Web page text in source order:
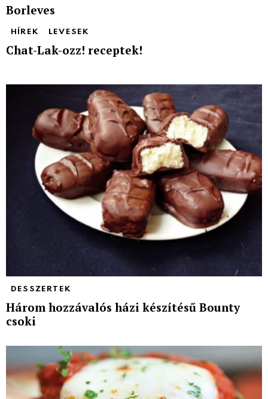
Borleves
HÍREK LEVESEK
Chat-Lak-ozz! receptek!
DESSZERTEK
Három hozzávalós házi készítésű Bounty
csoki